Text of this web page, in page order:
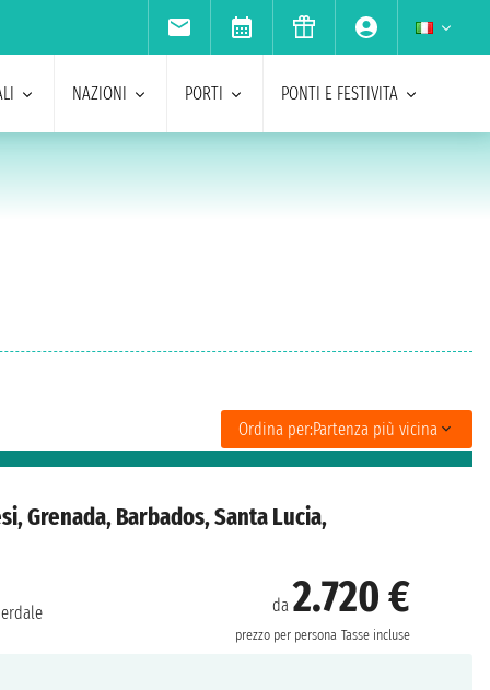
NAZIONI PORTI PONTI E FESTIVITA
Ordina per:Partenza più vicina
Grenada, Barbados, Santa Lucia,
da2.720 €
prezzo per persona Tasse incluse